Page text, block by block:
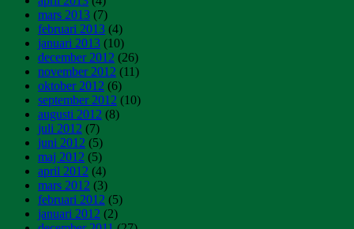
mars 2013 (7)
februari 2013 (4)
januari 2013 (10)
december 2012 (26)
november 2012 (11)
oktober 2012 (6)
september 2012 (10)
augusti 2012 (8)
juli 2012 (7)
juni 2012 (5)
maj 2012 (5)
april 2012 (4)
mars 2012 (3)
februari 2012 (5)
januari 2012 (2)